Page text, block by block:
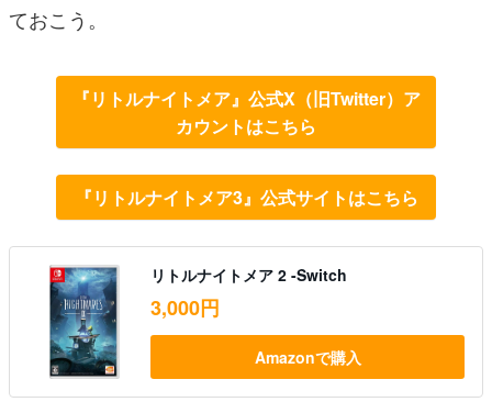
ておこう。
『リトルナイトメア』公式X（旧Twitter）ア
カウントはこちら
『リトルナイトメア3』公式サイトはこちら
リトルナイトメア 2 -Switch
3,000円
Amazonで購入